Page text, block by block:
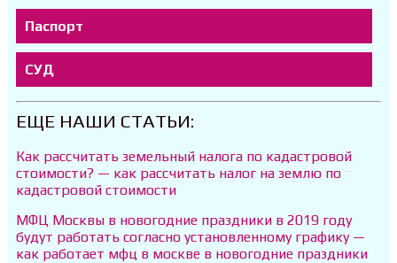
Паспорт
СУД
ЕЩЕ НАШИ СТАТЬИ:
Как рассчитать земельный налога по кадастровой
стоимости? — как рассчитать налог на землю по
кадастровой стоимости
МФЦ Москвы в новогодние праздники в 2019 году
будут работать согласно установленному графику —
как работает мфц в москве в новогодние праздники